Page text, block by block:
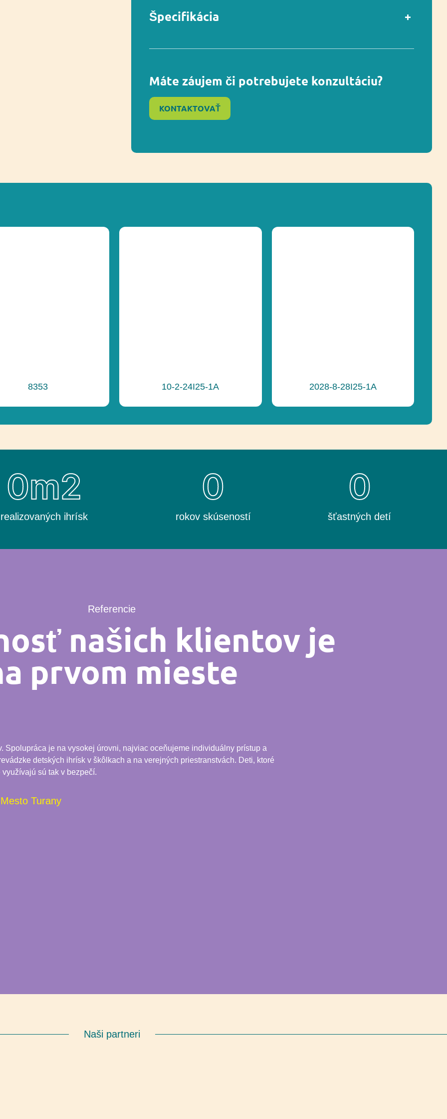
Špecifikácia
V súlade s normou EN 1176-1 Áno
Vekový rozsah
Máte záujem či potrebujete konzultáciu?
KONTAKTOVAŤ
8353 10-2-24I25-1A 2028-8-28I25-1A
realizovaných ihrísk
0m2
rokov skúseností
0
šťastných detí
0
Referencie
našich klientov je
prvom mieste
je na vysokej úrovni, najviac oceňujeme individuálny prístup a
detských ihrísk v škôlkach a na verejných priestranstvách. Deti, ktoré
sú tak v bezpečí.
Mesto Turany
Naši partneri